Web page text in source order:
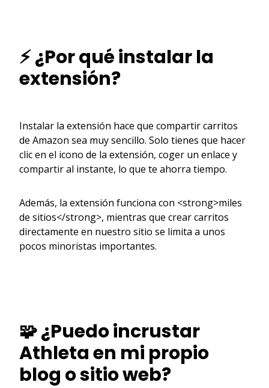
⚡ ¿Por qué instalar la
extensión?
Instalar la extensión hace que compartir carritos
de Amazon sea muy sencillo. Solo tienes que hacer
clic en el icono de la extensión, coger un enlace y
compartir al instante, lo que te ahorra tiempo.
Además, la extensión funciona con <strong>miles
de sitios</strong>, mientras que crear carritos
directamente en nuestro sitio se limita a unos
pocos minoristas importantes.
🧩 ¿Puedo incrustar
Athleta en mi propio
blog o sitio web?